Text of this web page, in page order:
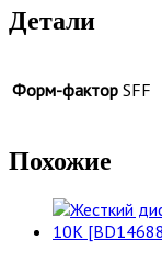
Детали
Форм-фактор SFF
Похожие